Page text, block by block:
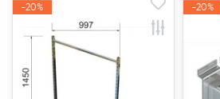
-20%
-20% -20%
-20%